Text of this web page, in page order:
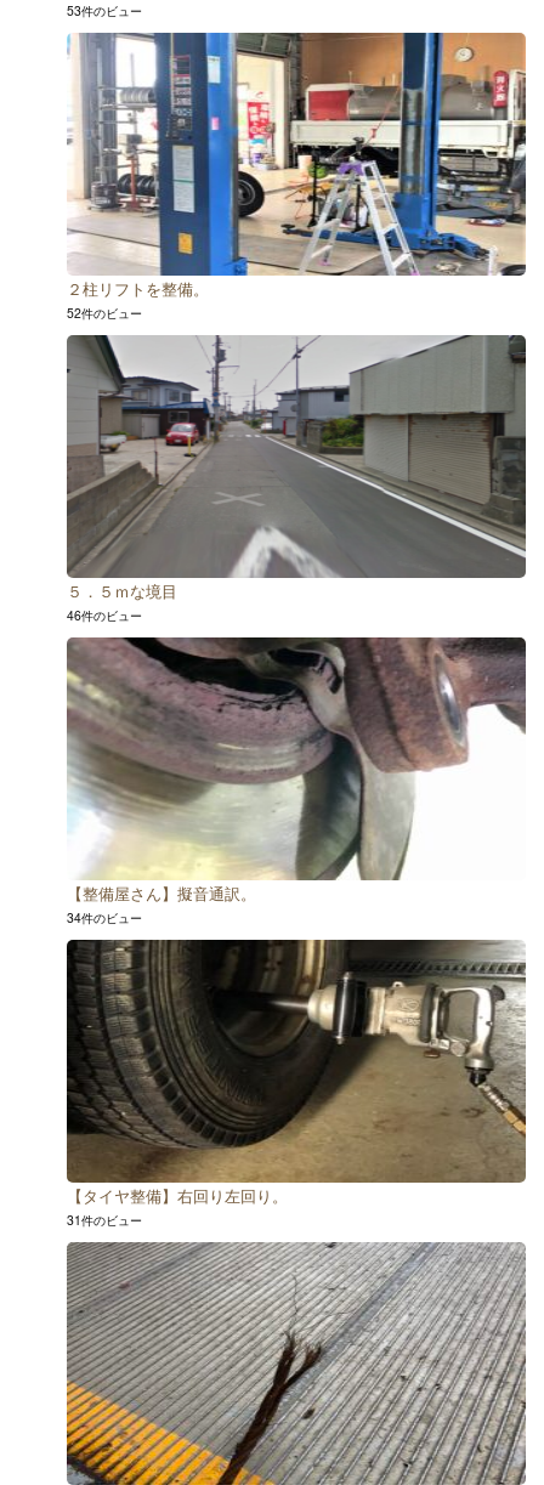
53件のビュー
２柱リフトを整備。
52件のビュー
５．５ｍな境目
46件のビュー
【整備屋さん】擬音通訳。
34件のビュー
【タイヤ整備】右回り左回り。
31件のビュー